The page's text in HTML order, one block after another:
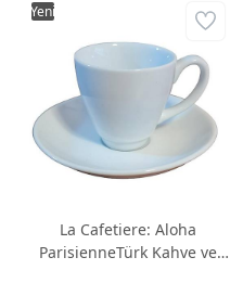
La Cafetiere: Aloha
ParisienneTürk Kahve ve
Yeni